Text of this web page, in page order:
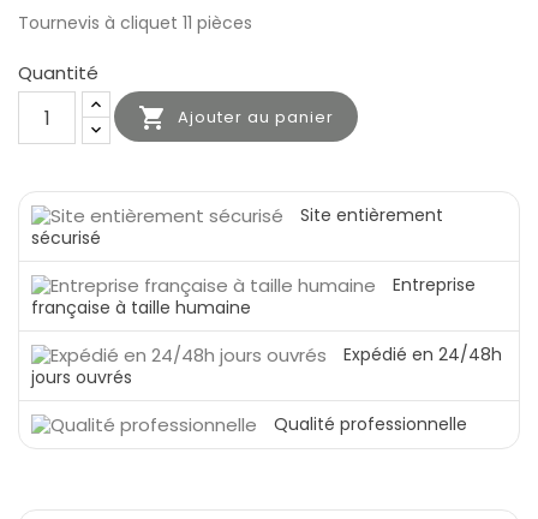
Tournevis à cliquet 11 pièces
Quantité
 Ajouter au panier
Site entièrement
sécurisé
Entreprise
française à taille humaine
Expédié en 24/48h
jours ouvrés
Qualité professionnelle